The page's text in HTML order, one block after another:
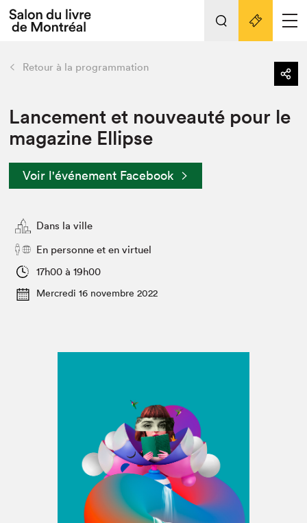
Espace exposant⋅e⋅s
Espace enseignant·e·s
L'événement
Préparer sa visite au Salon
Actualités
retour Nos activités
Préparer sa visite
Salon au Palais
Salon dans la ville et en ligne
Projets partenaires
Liens pratiques
Retour à la programmation
Lancement et nouveauté pour le
magazine Ellipse
Voir l'événement Facebook
Dans la ville
En personne et en virtuel
17h00 à 19h00
Mercredi 16 novembre 2022